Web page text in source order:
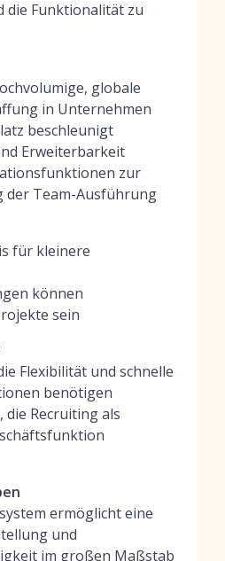
die Funktionalität zu
globale
in Unternehmen
beschleunigt
Erweiterbarkeit
zur
der Team-Ausführung
für kleinere
können
sein
Flexibilität und schnelle
benötigen
Recruiting als
ermöglicht eine
und
im großen Maßstab